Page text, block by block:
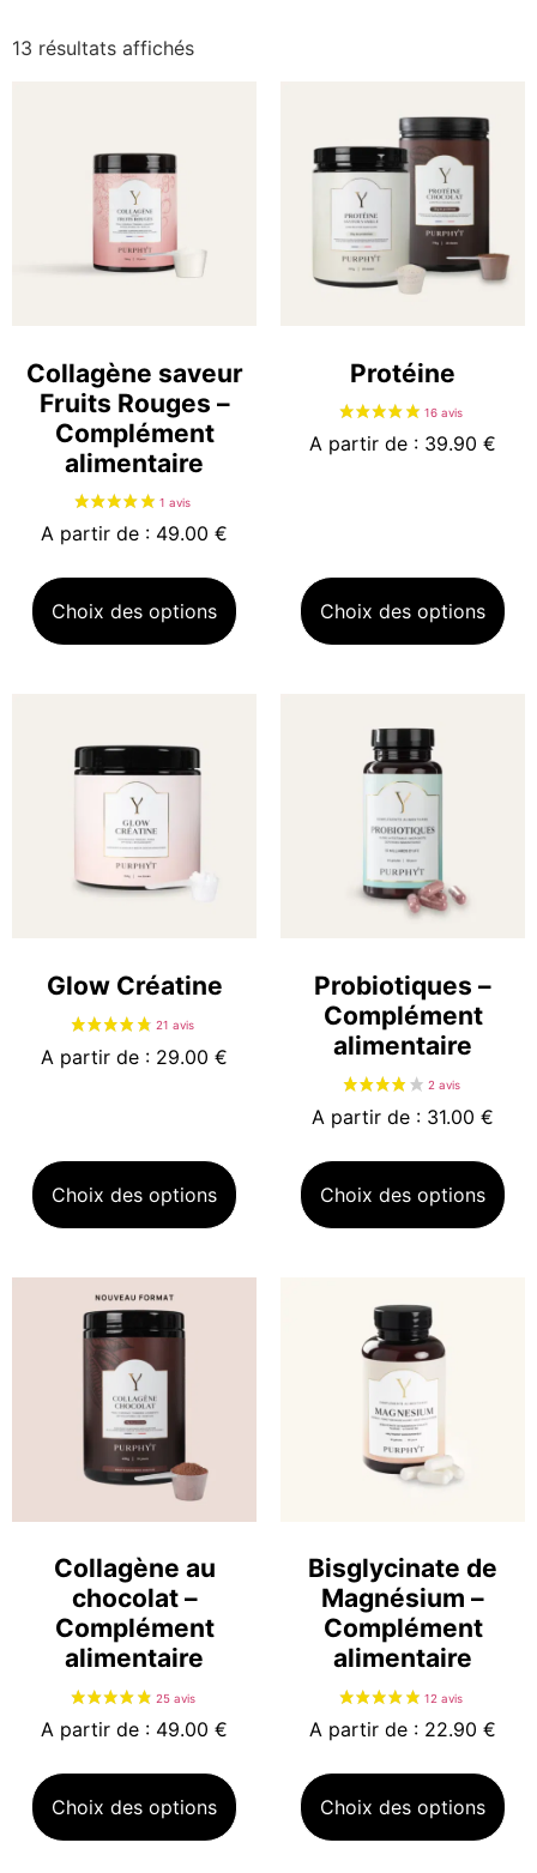
13 résultats affichés
Collagène saveur
Fruits Rouges –
Complément
alimentaire
A partir de : 49.00 €
Choix des options
Protéine
A partir de : 39.90 €
Choix des options
Glow Créatine
A partir de : 29.00 €
Choix des options
Probiotiques –
Complément
alimentaire
A partir de : 31.00 €
Choix des options
Collagène au
chocolat –
Complément
alimentaire
A partir de : 49.00 €
Choix des options
Bisglycinate de
Magnésium –
Complément
alimentaire
A partir de : 22.90 €
Choix des options